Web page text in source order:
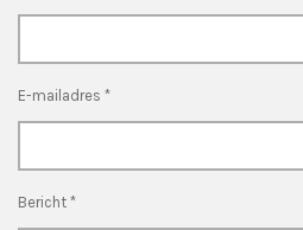
E-mailadres *
Bericht *